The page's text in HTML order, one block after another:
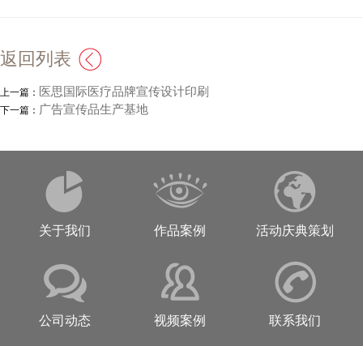
返回列表
上一篇： 医思国际医疗品牌宣传设计印刷
下一篇： 广告宣传品生产基地
关于我们 作品案例 活动庆典策划
公司动态 视频案例 联系我们